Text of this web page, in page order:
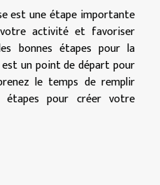
est une étape importante
activité et favoriser
bonnes étapes pour la
un point de départ pour
le temps de remplir
pour créer votre